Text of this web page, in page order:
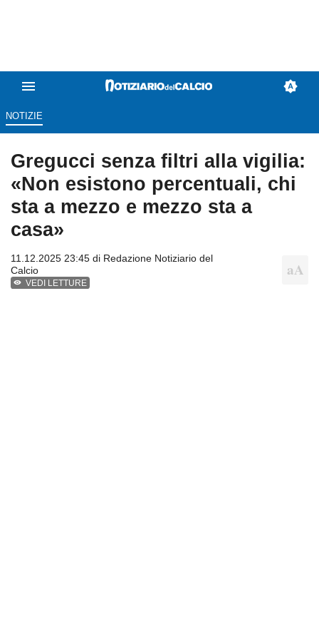
NOTIZIE
Gregucci senza filtri alla vigilia:
«Non esistono percentuali, chi
sta a mezzo e mezzo sta a
casa»
11.12.2025 23:45 di Redazione Notiziario del
Calcio
VEDI LETTURE